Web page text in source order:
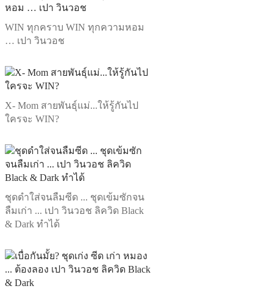
WIN ทุกคราบ WIN ทุกความหอม
… เปา วินวอช
X- Mom สายพันธุ์แม่...ให้รู้กันไป
ใครจะ WIN?
ชุดดำใส่จนลืมซีด ... ชุดเข้มซักจน
ลืมเก่า ... เปา วินวอช ลิควิด Black
& Dark ทำได้